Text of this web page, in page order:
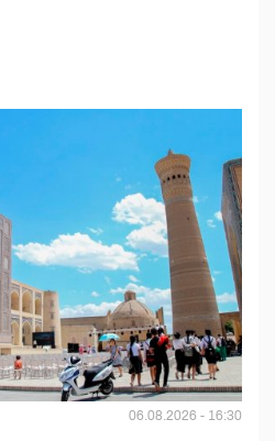
06.08.2026 - 16:30